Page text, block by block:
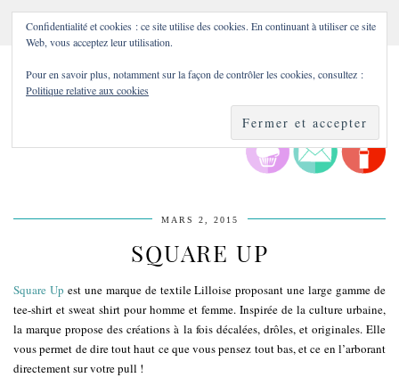
MARS 2, 2015
SQUARE UP
Square Up est une marque de textile Lilloise proposant une large gamme de
tee-shirt et sweat shirt pour homme et femme. Inspirée de la culture urbaine,
la marque propose des créations à la fois décalées, drôles, et originales. Elle
vous permet de dire tout haut ce que vous pensez tout bas, et ce en l’arborant
directement sur votre pull !
Confidentialité et cookies : ce site utilise des cookies. En continuant à utiliser ce site
Web, vous acceptez leur utilisation.
Pour en savoir plus, notamment sur la façon de contrôler les cookies, consultez :
Politique relative aux cookies